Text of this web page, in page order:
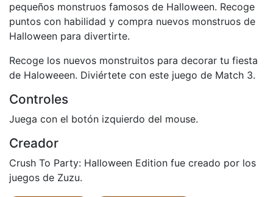
pequeños monstruos famosos de Halloween. Recoge
puntos con habilidad y compra nuevos monstruos de
Halloween para divertirte.
Recoge los nuevos monstruitos para decorar tu fiesta
de Haloweeen. Diviértete con este juego de Match 3.
Controles
Juega con el botón izquierdo del mouse.
Creador
Crush To Party: Halloween Edition fue creado por los
juegos de Zuzu.